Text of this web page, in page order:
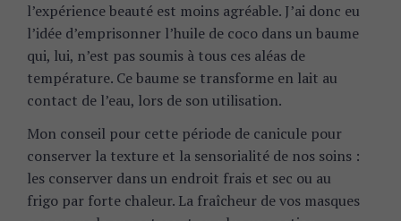
l’expérience beauté est moins agréable. J’ai donc eu
l’idée d’emprisonner l’huile de coco dans un baume
qui, lui, n’est pas soumis à tous ces aléas de
température. Ce baume se transforme en lait au
contact de l’eau, lors de son utilisation.
Mon conseil pour cette période de canicule pour
conserver la texture et la sensorialité de nos soins :
les conserver dans un endroit frais et sec ou au
frigo par forte chaleur. La fraîcheur de vos masques